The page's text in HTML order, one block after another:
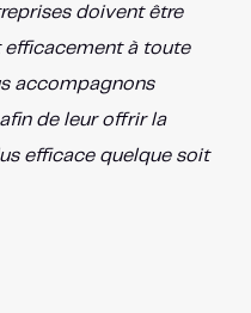
doivent être
efficacement à toute
accompagnons
de leur offrir la
efficace quelque soit